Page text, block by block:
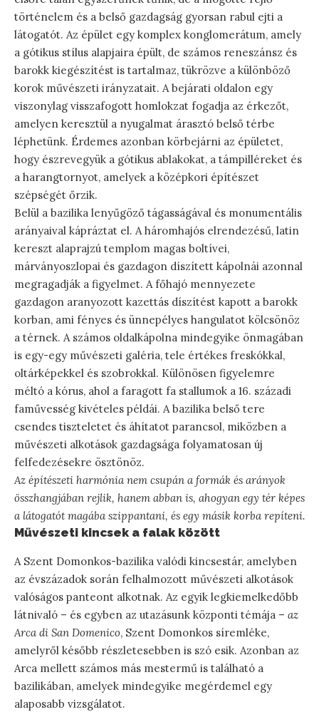
történelem és a belső gazdagság gyorsan rabul ejti a
látogatót. Az épület egy komplex konglomerátum, amely
a gótikus stílus alapjaira épült, de számos reneszánsz és
barokk kiegészítést is tartalmaz, tükrözve a különböző
korok művészeti irányzatait. A bejárati oldalon egy
viszonylag visszafogott homlokzat fogadja az érkezőt,
amelyen keresztül a nyugalmat árasztó belső térbe
léphetünk. Érdemes azonban körbejárni az épületet,
hogy észrevegyük a gótikus ablakokat, a támpilléreket és
a harangtornyot, amelyek a középkori építészet
szépségét őrzik.
Belül a bazilika lenyűgöző tágasságával és monumentális
arányaival kápráztat el. A háromhajós elrendezésű, latin
kereszt alaprajzú templom magas boltívei,
márványoszlopai és gazdagon díszített kápolnái azonnal
megragadják a figyelmet. A főhajó mennyezete
gazdagon aranyozott kazettás díszítést kapott a barokk
korban, ami fényes és ünnepélyes hangulatot kölcsönöz
a térnek. A számos oldalkápolna mindegyike önmagában
is egy-egy művészeti galéria, tele értékes freskókkal,
oltárképekkel és szobrokkal. Különösen figyelemre
méltó a kórus, ahol a faragott fa stallumok a 16. századi
faművesség kivételes példái. A bazilika belső tere
csendes tiszteletet és áhítatot parancsol, miközben a
művészeti alkotások gazdagsága folyamatosan új
felfedezésekre ösztönöz.
Az építészeti harmónia nem csupán a formák és arányok
összhangjában rejlik, hanem abban is, ahogyan egy tér képes
a látogatót magába szippantani, és egy másik korba repíteni.
Művészeti kincsek a falak között
A Szent Domonkos-bazilika valódi kincsestár, amelyben
az évszázadok során felhalmozott művészeti alkotások
valóságos panteont alkotnak. Az egyik legkiemelkedőbb
látnivaló – és egyben az utazásunk központi témája – az
Arca di San Domenico, Szent Domonkos síremléke,
amelyről később részletesebben is szó esik. Azonban az
Arca mellett számos más mestermű is található a
bazilikában, amelyek mindegyike megérdemel egy
alaposabb vizsgálatot.